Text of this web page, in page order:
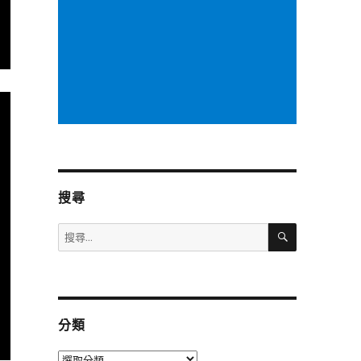
搜尋
搜
尋
字:
搜
分類
分